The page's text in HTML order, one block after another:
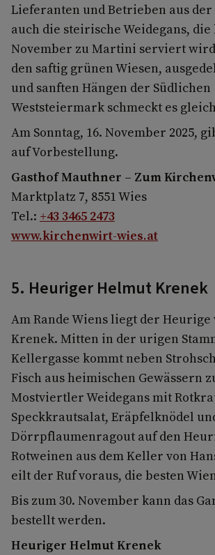
Lieferanten und Betrieben aus der
auch die steirische Weidegans,
November zu Martini serviert
den saftig grünen Wiesen,
und sanften Hängen der Südlichen
Weststeiermark schmeckt es
Am Sonntag, 16. November 2025,
auf Vorbestellung.
Gasthof Mauthner – Zum
Marktplatz 7, 8551 Wies
Tel.: +43 3465 2473
www.kirchenwirt-wies.at
5. Heuriger Helmut Krenek
Am Rande Wiens liegt der
Krenek. Mitten in der urigen
Kellergasse kommt neben
Fisch aus heimischen Gewässern
Mostviertler Weidegans mit
Speckkrautsalat, Eräpfelknödel
Dörrpflaumenragout auf den
Rotweinen aus dem Keller von
eilt der Ruf voraus, die besten
Bis zum 30. November kann das
bestellt werden.
Heuriger Helmut Krenek